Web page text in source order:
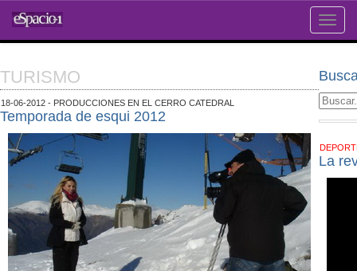
Toggle
TURISMO
18-06-2012 - PRODUCCIONES EN EL CERRO CATEDRAL
Temporada de esqui 2012
La